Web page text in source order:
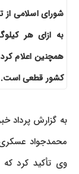
همچنین اعلام
کشور قطعی است.
محمدجواد
وی تأکید کرد